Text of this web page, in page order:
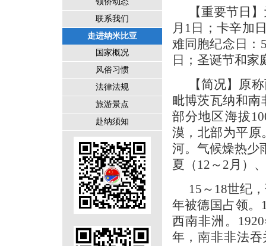
联系我们
走进纳米比亚
国家概况
风俗习惯
法律法规
旅游景点
赴纳须知
【重要节日
月1日；卡辛加
难同胞纪念日：
日；圣诞节和家
【简况】原
毗博茨瓦纳和南
部分地区海拔
漠，北部为平原
河。气候燥热少
夏（12～2月）
15～18世纪
年被德国占领。
西南非洲。
年，南非非法